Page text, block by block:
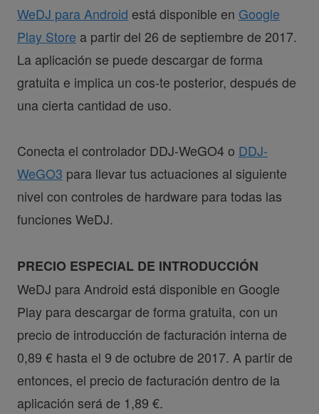
WeDJ para Android está disponible en Google
Play Store a partir del 26 de septiembre de 2017.
La aplicación se puede descargar de forma
gratuita e implica un cos-te posterior, después de
una cierta cantidad de uso.
Conecta el controlador DDJ-WeGO4 o DDJ-
WeGO3 para llevar tus actuaciones al siguiente
nivel con controles de hardware para todas las
funciones WeDJ.
PRECIO ESPECIAL DE INTRODUCCIÓN
WeDJ para Android está disponible en Google
Play para descargar de forma gratuita, con un
precio de introducción de facturación interna de
0,89 € hasta el 9 de octubre de 2017. A partir de
entonces, el precio de facturación dentro de la
aplicación será de 1,89 €.